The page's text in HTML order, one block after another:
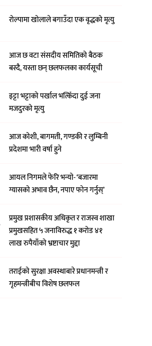
रोल्पामा खोलाले बगाउँदा एक वृद्धको मृत्यु
आज छ वटा संसदीय समितिको बैठक
बस्दै, यस्ता छन् छलफलका कार्यसूची
इट्टा भट्टाको पर्खाल भत्किँदा दुई जना
मजदुरको मृत्यु
आज कोशी, बागमती, गण्डकी र लुम्बिनी
प्रदेशमा भारी वर्षा हुने
आयल निगमले फेरि भन्याे- ‘बजारमा
ग्यासको अभाव छैन, नपाए फोन गर्नुस्’
प्रमुख प्रशासकीय अधिकृत र राजस्व शाखा
प्रमुखसहित ५ जनाविरुद्ध १ करोड ४१
लाख रुपैयाँको भ्रष्टाचार मुद्दा
तराईको सुरक्षा अवस्थाबारे प्रधानमन्त्री र
गृहमन्त्रीबीच विशेष छलफल